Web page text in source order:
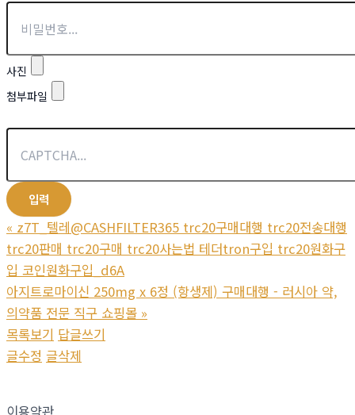
사진
첨부파일
« z7T_텔레@CASHFILTER365 trc20구매대행 trc20전송대행
trc20판매 trc20구매 trc20사는법 테더tron구입 trc20원화구
입 코인원화구입_d6A
아지트로마이신 250mg x 6정 (항생제) 구매대행 - 러시아 약,
의약품 전문 직구 쇼핑몰 »
목록보기 답글쓰기
글수정 글삭제
이용약관